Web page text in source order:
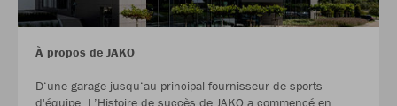
À propos de JAKO
D‘une garage jusqu‘au principal fournisseur de sports
d'équipe. L’Histoire de succès de JAKO a commencé en